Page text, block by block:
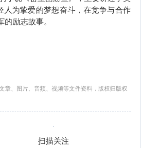
人为挚爱的梦想奋斗，在竞争与合作
励志故事。
章、图片、音频、视频等文件资料，版权归版权
扫描关注